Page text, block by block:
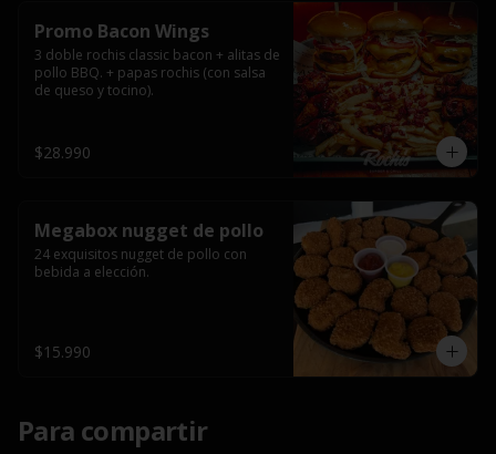
Promo Bacon Wings
3 doble rochis classic bacon + alitas de
pollo BBQ. + papas rochis (con salsa
de queso y tocino).
$28.990
Megabox nugget de pollo
24 exquisitos nugget de pollo con
bebida a elección.
$15.990
Para compartir